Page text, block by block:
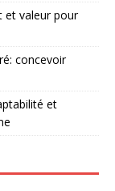
et valeur pour
concevoir
et